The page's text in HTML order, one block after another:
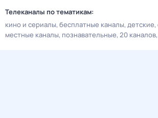
Телеканалы по тематикам:
кино и сериалы бесплатные каналы детские
местные каналы познавательные 20 каналов